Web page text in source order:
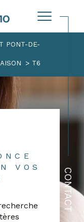
CONTACT
PONT-DE-
T6
VOS